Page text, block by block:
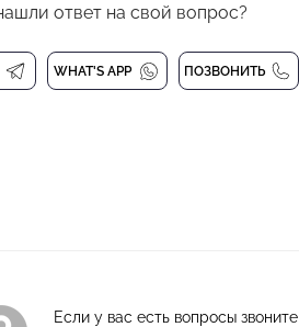
ответ на свой вопрос?
WHAT'S APP ПОЗВОНИТЬ
Если у вас есть вопросы звоните